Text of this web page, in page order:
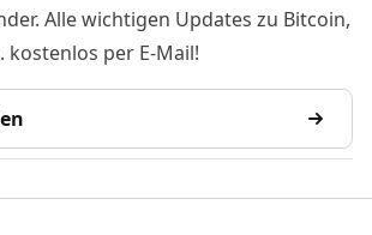
Alle wichtigen Updates zu Bitcoin,
kostenlos per E-Mail!